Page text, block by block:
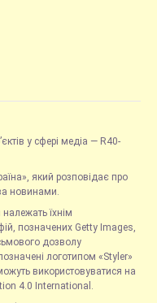
у сфері медіа — R40-
який розповідає про
новинами.
належать їхнім
позначених Getty Images,
дозволу
логотипом «Styler»
використовуватися на
4.0 International.